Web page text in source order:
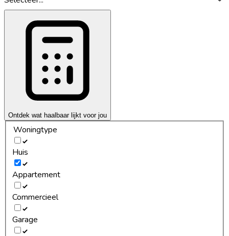
Ontdek wat haalbaar lijkt voor jou
Woningtype
Huis
Appartement
Commercieel
Garage